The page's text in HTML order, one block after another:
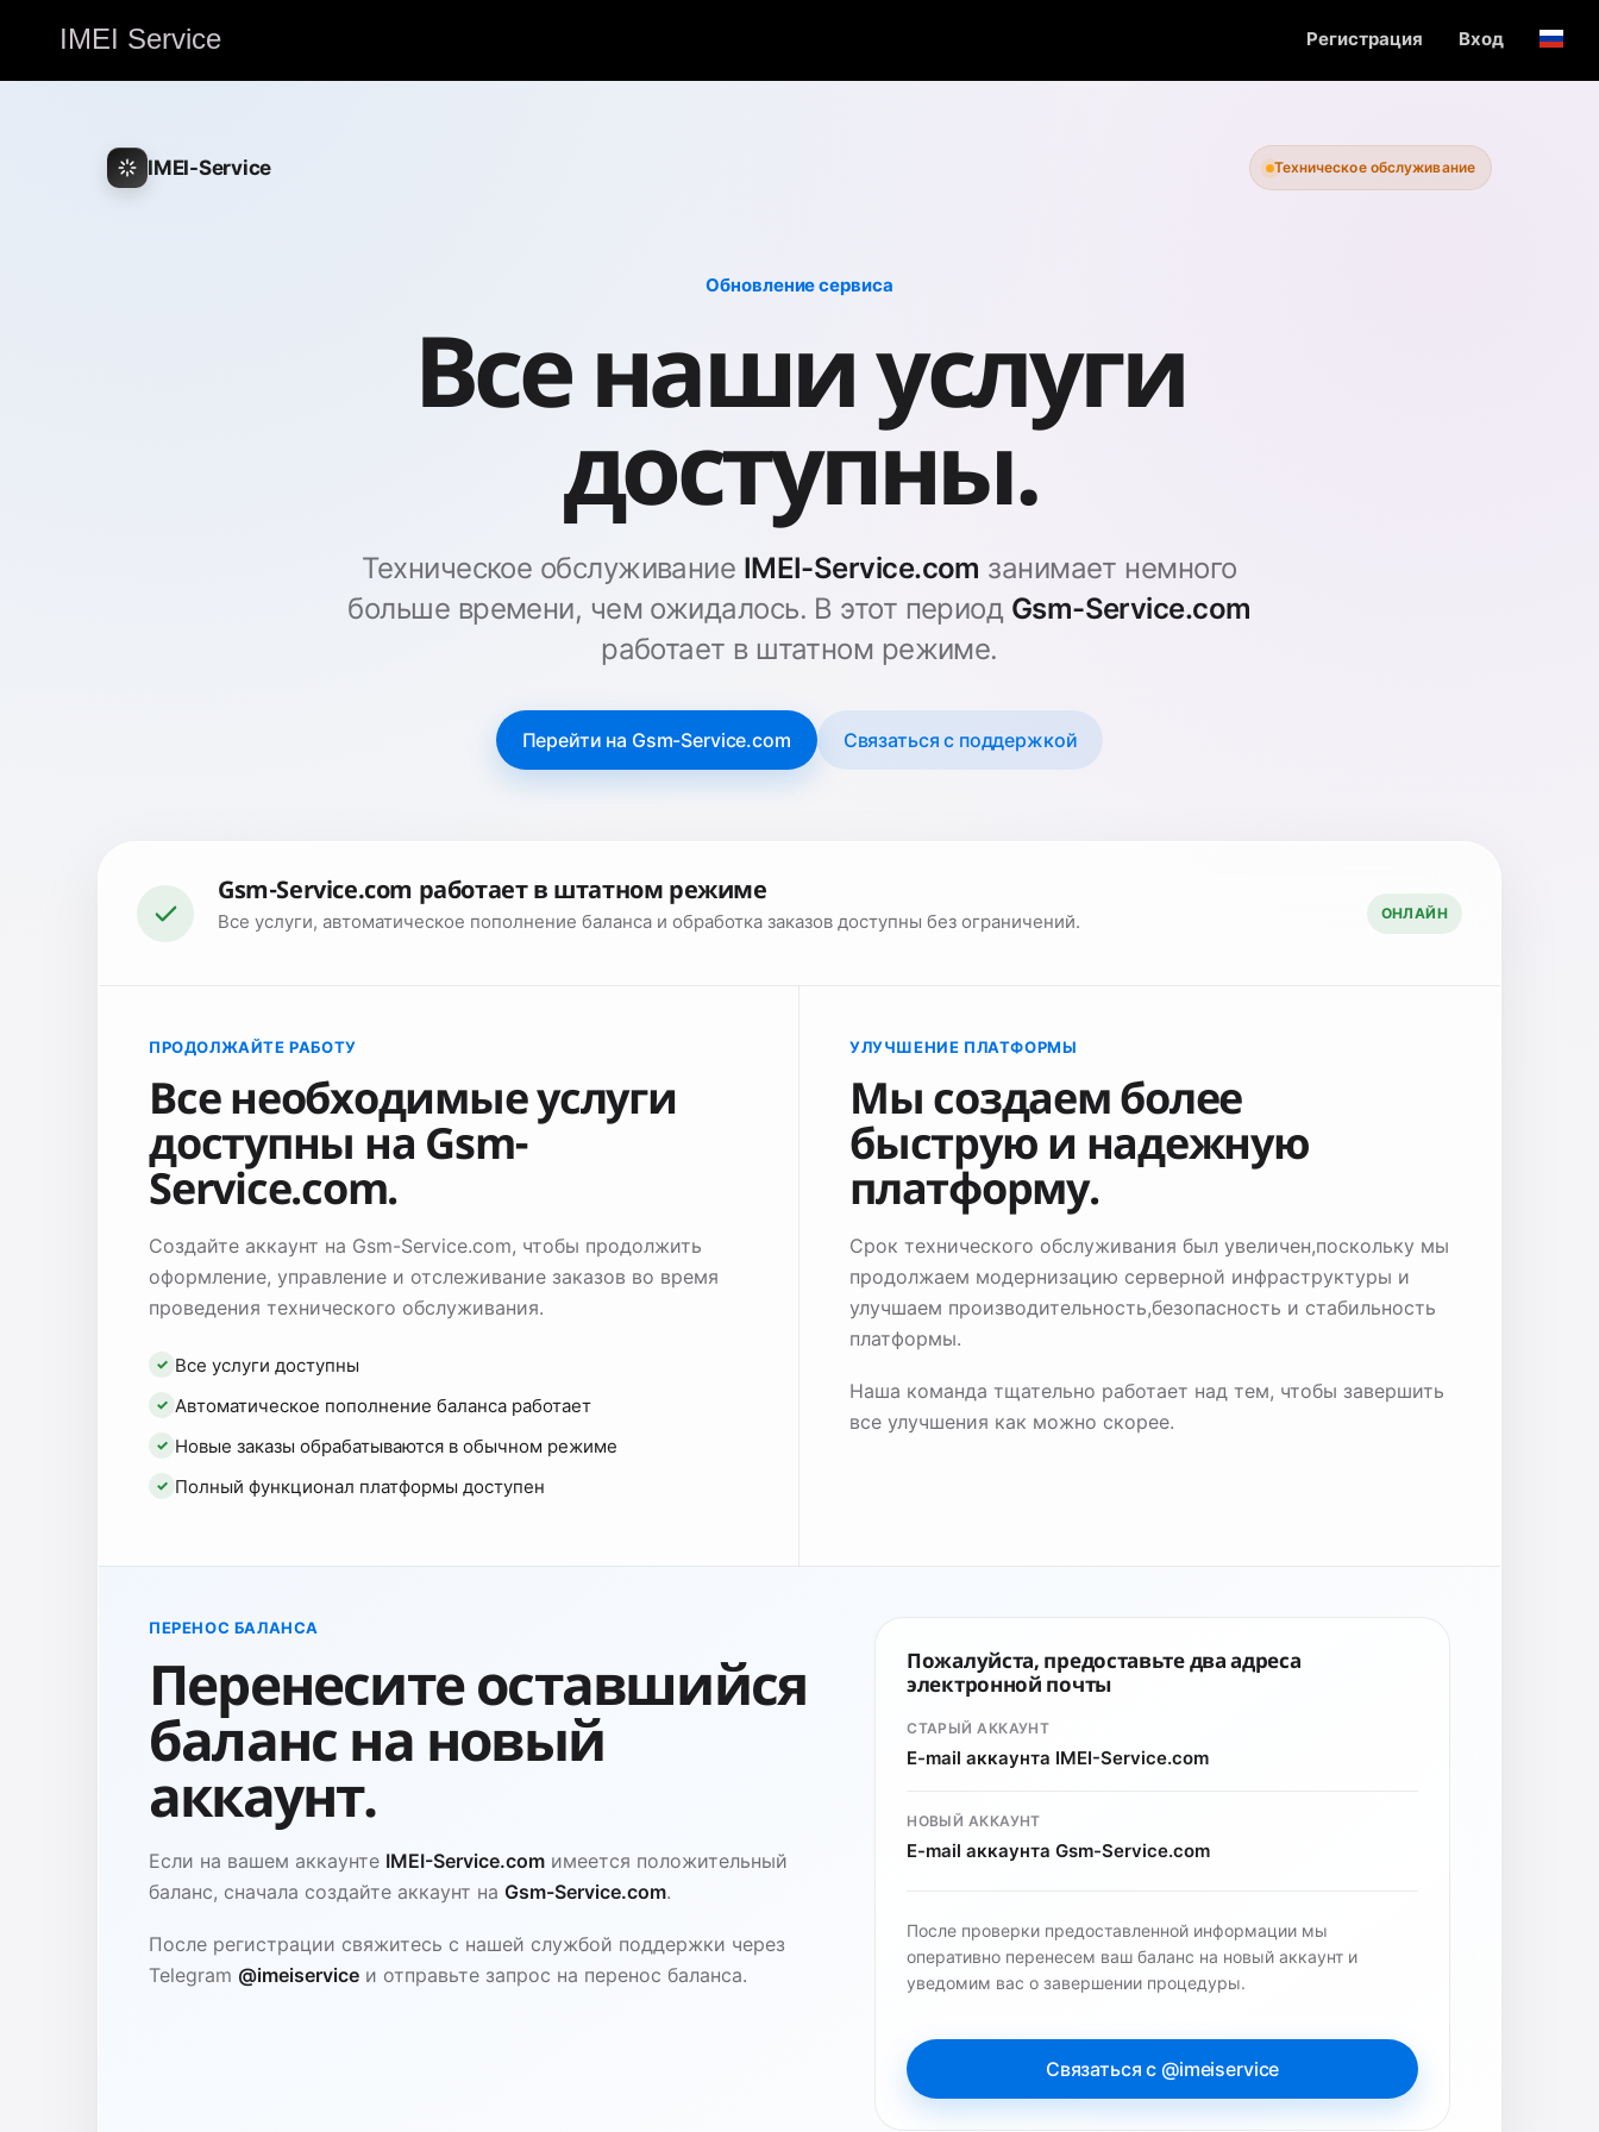
IMEI Service Регистрация Вход
English
IMEI-Service Техническое обслуживание
Обновление сервиса
Все наши услуги
доступны.
Техническое обслуживание IMEI-Service.com занимает немного
больше времени, чем ожидалось. В этот период Gsm-Service.com
работает в штатном режиме.
Перейти на Gsm-Service.com Связаться с поддержкой
Gsm-Service.com работает в штатном режиме
Все услуги, автоматическое пополнение баланса и обработка заказов доступны без ограничений. ОНЛАЙН
ПРОДОЛЖАЙТЕ РАБОТУ
Все необходимые услуги
доступны на Gsm-
Service.com.
Создайте аккаунт на Gsm-Service.com, чтобы продолжить
оформление, управление и отслеживание заказов во время
проведения технического обслуживания.
✓ Все услуги доступны
✓ Автоматическое пополнение баланса работает
✓ Новые заказы обрабатываются в обычном режиме
✓ Полный функционал платформы доступен
УЛУЧШЕНИЕ ПЛАТФОРМЫ
Мы создаем более
быструю и надежную
платформу.
Срок технического обслуживания был увеличен,поскольку мы
продолжаем модернизацию серверной инфраструктуры и
улучшаем производительность,безопасность и стабильность
платформы.
Наша команда тщательно работает над тем, чтобы завершить
все улучшения как можно скорее.
ПЕРЕНОС БАЛАНСА
Перенесите оставшийся
баланс на новый
аккаунт.
Если на вашем аккаунте IMEI-Service.com имеется положительный
баланс, сначала создайте аккаунт на Gsm-Service.com.
После регистрации свяжитесь с нашей службой поддержки через
Telegram @imeiservice и отправьте запрос на перенос баланса.
Пожалуйста, предоставьте два адреса
электронной почты
СТАРЫЙ АККАУНТ
E-mail аккаунта IMEI-Service.com
НОВЫЙ АККАУНТ
E-mail аккаунта Gsm-Service.com
После проверки предоставленной информации мы
оперативно перенесем ваш баланс на новый аккаунт и
уведомим вас о завершении процедуры.
Связаться с @imeiservice